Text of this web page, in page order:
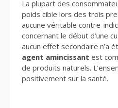
La plupart des
poids cible lors des trois
aucune véritable contre-
concernant le début d’une
aucun effet secondaire n’a
agent amincissant est
de produits naturels.
positivement sur la santé.